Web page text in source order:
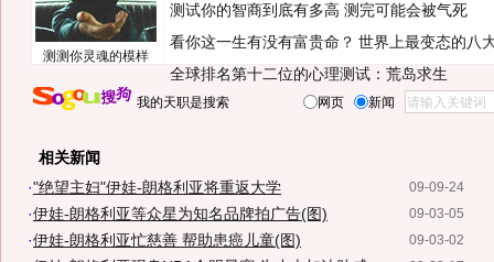
测测你灵魂的模样
测试你的智商到底有多高 测完可能会被气死
看你这一生有没有富贵命？ 世界上最变态的八
全球排名第十二位的心理测试：荒岛求生
我的天职是搜索 网页 新闻
相关新闻
09-09-24
·"绝望主妇"伊娃-朗格利亚将重返大学
09-03-05
·伊娃-朗格利亚等众星为知名品牌拍广告(图)
09-03-02
·伊娃-朗格利亚忙慈善 帮助患癌儿童(图)